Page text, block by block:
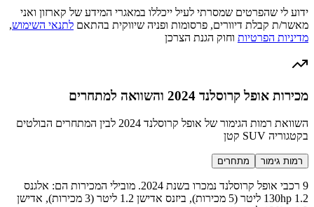
ידוע לי שהפרטים שמסרתי לעיל ייכללו במאגרי המידע של קארזון ואני
מאשר/ת קבלת דיוורים, פרסומות ופניה שיווקית בהתאם לתנאי השימוש,
מדיניות הפרטיות וחוק הגנת הצרכן
מכירות אופל קרוסלנד 2024 והשוואה למתחרים
השוואת רמות הגימור של אופל קרוסלנד 2024 לבין המתחרים הבולטים
בקטגוריה SUV קטן
רמות גימור מתחרים
9 רכבי אופל קרוסלנד נמכרו בשנת 2024. מובילי המכירות הם: אלגנס
130hp 1.2 ליטר (5 מכירות), ביזנס אדישן 1.2 ליטר (3 מכירות), אדישן